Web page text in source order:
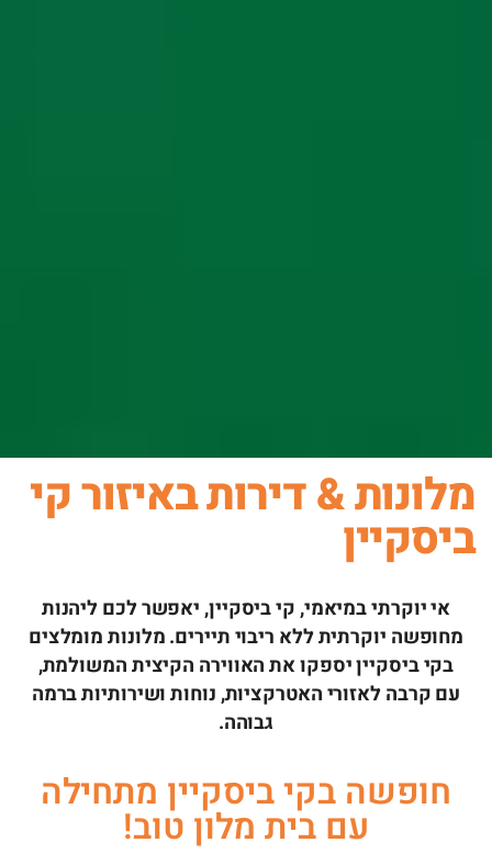
מלונות & דירות באיזור קי
ביסקיין
אי יוקרתי במיאמי, קי ביסקיין, יאפשר לכם ליהנות
מחופשה יוקרתית ללא ריבוי תיירים. מלונות מומלצים
בקי ביסקיין יספקו את האווירה הקיצית המשולמת,
עם קרבה לאזורי האטרקציות, נוחות ושירותיות ברמה
גבוהה.
חופשה בקי ביסקיין מתחילה
עם בית מלון טוב!